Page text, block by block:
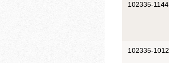
102335-1144
102335-1012